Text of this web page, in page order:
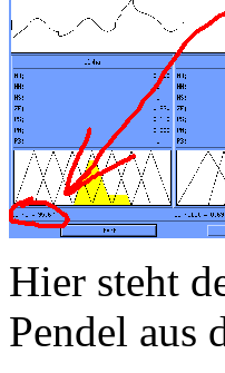
Hier steht
Pendel aus